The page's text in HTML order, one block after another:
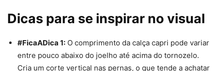
Dicas para se inspirar no visual
#FicaADica 1: O comprimento da calça capri pode variar
entre pouco abaixo do joelho até acima do tornozelo.
Cria um corte vertical nas pernas, o que tende a achatar